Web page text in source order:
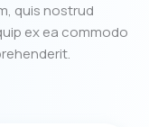
quis nostrud
ex ea commodo